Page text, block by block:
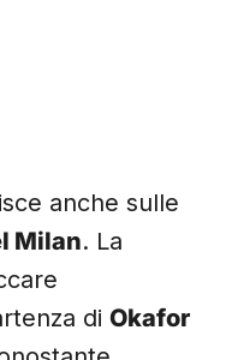
anche sulle
Milan. La
di Okafor